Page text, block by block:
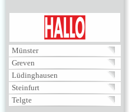
Münster
Greven
Lüdinghausen
Steinfurt
Telgte